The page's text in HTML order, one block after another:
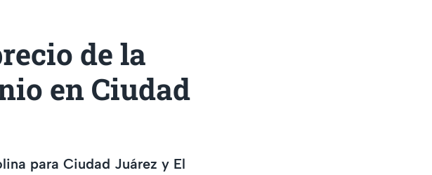
de la
en Ciudad
para Ciudad Juárez y El